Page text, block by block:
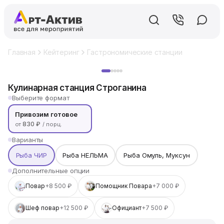
Главная Кейтеринг Гастрономические станции
Кулинарная станция Строганина
Выберите формат
Привозим готовое
от830 ₽ / порц.
Варианты
Рыба ЧИР
Рыба НЕЛЬМА
Рыба Омуль, Муксун
Дополнительные опции
Повар+8 500 ₽ Помощник Повара+7 000 ₽
Шеф повар+12 500 ₽ Официант+7 500 ₽